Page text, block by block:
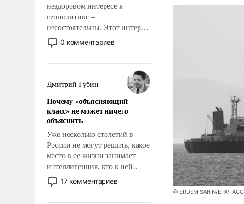
нездоровом интересе к
геополитике –
несостоятельны. Этот интерес
рационален и прагматичен. Он
обусловлен тысячелетним
фундаментальным знанием,
что мировая политика имеет
свойство заявляться на порог
нашего дома.
0 комментариев
Дмитрий Губин
Почему «объясняющий
класс» не может ничего
объяснить
Уже несколько столетий в
России не могут решить, какое
место в ее жизни занимает
интеллигенция, кто к ней
принадлежит, а кого из нее
исключили с правом
17 комментариев
@ ERDEM SAHIN/EPA/ТАСС